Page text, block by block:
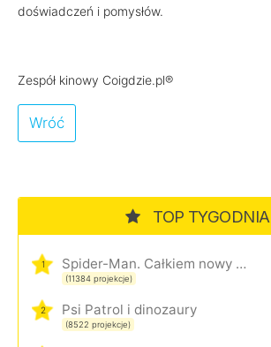
doświadczeń i pomysłów.
Zespół kinowy Coigdzie.pl®
Wróć
TOP TYGODNIA
1 Spider-Man. Całkiem nowy dzień
(11384 projekcje)
2 Psi Patrol i dinozaury
(8522 projekcje)